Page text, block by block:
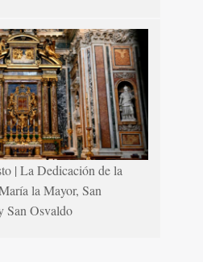
| La Dedicación de la
la Mayor, San
San Osvaldo